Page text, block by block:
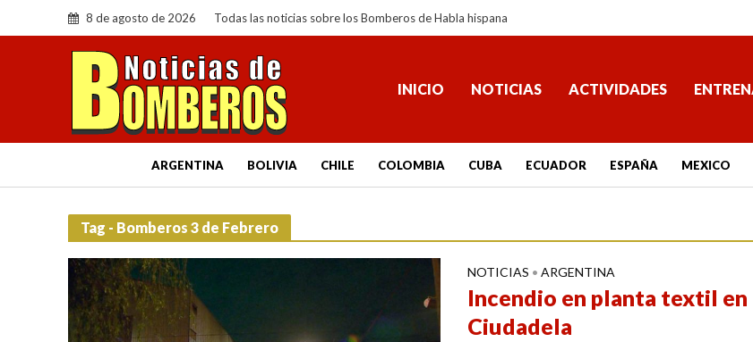
8 de agosto de 2026 Todas las noticias sobre los Bomberos de Habla hispana
INICIO NOTICIAS ACTIVIDADES
ARGENTINA BOLIVIA CHILE COLOMBIA CUBA ECUADOR ESPAÑA MEXICO
Tag - Bomberos 3 de Febrero
NOTICIAS • ARGENTINA
Incendio en planta textil en
Ciudadela